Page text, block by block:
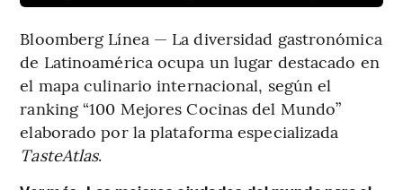
Bloomberg Línea — La diversidad gastronómica
de Latinoamérica ocupa un lugar destacado en
el mapa culinario internacional, según el
ranking “100 Mejores Cocinas del Mundo”
elaborado por la plataforma especializada
TasteAtlas.